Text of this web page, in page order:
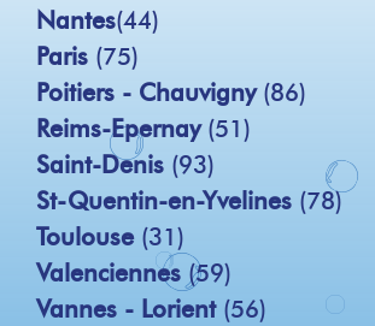
Nantes(44)
Paris (75)
Poitiers - Chauvigny (86)
Reims-Epernay (51)
Saint-Denis (93)
St-Quentin-en-Yvelines (78)
Toulouse (31)
Valenciennes (59)
Vannes - Lorient (56)